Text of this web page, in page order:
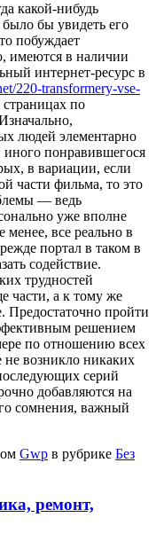
какой-нибудь
бы увидеть его
побуждает
имеются в наличии
интернет-ресурс в
220-transformery-vse-
страницах по
людей элементарно
понравившегося
в вариации, если
части фильма, то это
— ведь
уже вполне
все реально в
портал в таком в
содействие.
трудностей
части, а к тому же
Предостаточно пройти
решением
по отношению всех
не возникло никаких
серий
добавляются на
сомнения, важный
Gwp в рубрике Без
ремонт,